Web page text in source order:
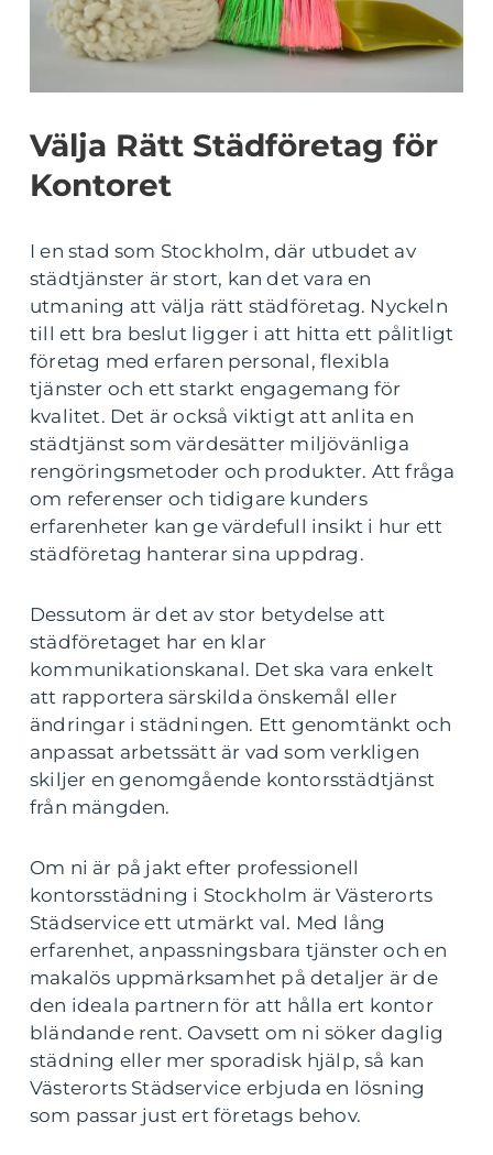
Välja Rätt Städföretag för
Kontoret
I en stad som Stockholm, där utbudet av
städtjänster är stort, kan det vara en
utmaning att välja rätt städföretag. Nyckeln
till ett bra beslut ligger i att hitta ett pålitligt
företag med erfaren personal, flexibla
tjänster och ett starkt engagemang för
kvalitet. Det är också viktigt att anlita en
städtjänst som värdesätter miljövänliga
rengöringsmetoder och produkter. Att fråga
om referenser och tidigare kunders
erfarenheter kan ge värdefull insikt i hur ett
städföretag hanterar sina uppdrag.
Dessutom är det av stor betydelse att
städföretaget har en klar
kommunikationskanal. Det ska vara enkelt
att rapportera särskilda önskemål eller
ändringar i städningen. Ett genomtänkt och
anpassat arbetssätt är vad som verkligen
skiljer en genomgående kontorsstädtjänst
från mängden.
Om ni är på jakt efter professionell
kontorsstädning i Stockholm är Västerorts
Städservice ett utmärkt val. Med lång
erfarenhet, anpassningsbara tjänster och en
makalös uppmärksamhet på detaljer är de
den ideala partnern för att hålla ert kontor
bländande rent. Oavsett om ni söker daglig
städning eller mer sporadisk hjälp, så kan
Västerorts Städservice erbjuda en lösning
som passar just ert företags behov.